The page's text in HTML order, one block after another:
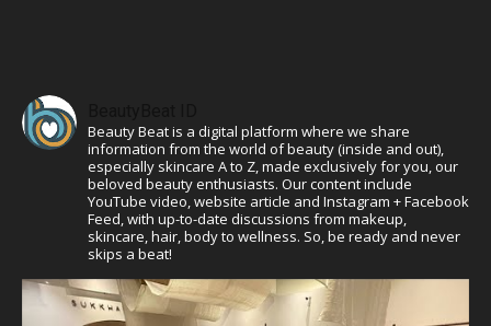
Beauty Beat is a digital platform where we share
information from the world of beauty (inside and out),
especially skincare A to Z, made exclusively for you, our
beloved beauty enthusiasts. Our content include
YouTube video, website article and Instagram + Facebook
Feed, with up-to-date discussions from makeup,
skincare, hair, body to wellness. So, be ready and never
skips a beat!